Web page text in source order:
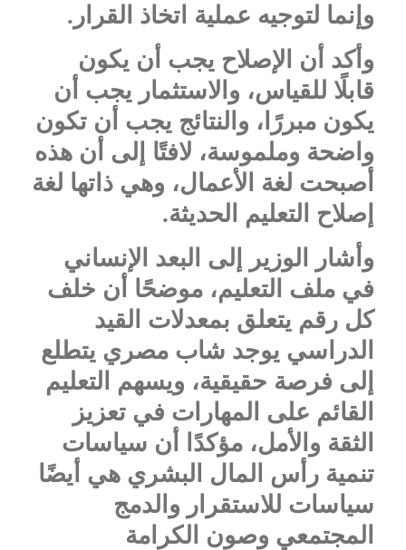
وإنما لتوجيه عملية اتخاذ القرار.
وأكد أن الإصلاح يجب أن يكون
قابلًا للقياس، والاستثمار يجب أن
يكون مبررًا، والنتائج يجب أن تكون
واضحة وملموسة، لافتًا إلى أن هذه
أصبحت لغة الأعمال، وهي ذاتها لغة
إصلاح التعليم الحديثة.
وأشار الوزير إلى البعد الإنساني
في ملف التعليم، موضحًا أن خلف
كل رقم يتعلق بمعدلات القيد
الدراسي يوجد شاب مصري يتطلع
إلى فرصة حقيقية، ويسهم التعليم
القائم على المهارات في تعزيز
الثقة والأمل، مؤكدًا أن سياسات
تنمية رأس المال البشري هي أيضًا
سياسات للاستقرار والدمج
المجتمعي وصون الكرامة